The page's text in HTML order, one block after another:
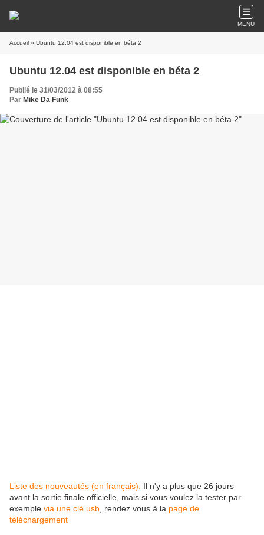
MENU
Accueil » Ubuntu 12.04 est disponible en béta 2
Ubuntu 12.04 est disponible en béta 2
Publié le 31/03/2012 à 08:55
Par Mike Da Funk
Liste des nouveautés (en français).
Il n'y a plus que 26 jours
avant la sortie finale officielle, mais si vous voulez la tester par
exemple via une clé usb , rendez vous à la page de
téléchargement